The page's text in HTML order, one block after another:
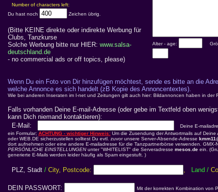
Number of characters left:
Du hast noch
Zeichen übrig.
(Bitte KEINE direkte oder indirekte Werbung für
Clubs, Tanzkurse
Solche Werbung bitte nur HIER: www.salsa-
deutschland.de
- no commercial ads or off topics, please)
Alter - age:
Wenn Du ein Foto von Dir hinzufügen möchtest, sende es bitte an die
welche Annonce es sich handelt (zB Kopie des Annoncentextes).
Wie bei anderen Inseraten im I-net und Zeitungen gilt auch hier: Bildannoncen haben in der
Falls vorhanden Deine E-mail-Adresse (oder gebe im Textfeld oben
kann Dich niemand kontaktieren):
E-Mail:
Deine E-
ein Formular; ACHTUNG - wichtiger Hinweis: Um die Zusendung der Antwortmails auf
oder WEB.DE sicherzustellen solltest Du evtl. zuvor unsere Server-Absende-Adresse
dort aufnehmen oder eine andere E-mailadresse für die Tanzpartnerbörse verwenden.
PERSÖNLICHE EINSTELLUNGENunter "WHITELIST" die Serveradresse mesos.de ein.
generierte E-Mails werden leider häufig als Spam eingestuft. )
PLZ, Stadt / City, Postcode: , Land /
DEIN PASSWORT:
Mit der korrekten Kombination von